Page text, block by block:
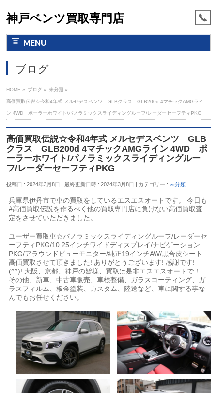
神戸ベンツ買取専門店
MENU
ブログ
HOME » ブログ » 未分類 »
高価買取伝説☆令和4年式 メルセデスベンツ GLBクラス GLB200d 4マチックAMGライ
ン 4WD ポーラーホワイト/パノラミックスライディングルーフ/レーダーセーフティPKG
高価買取伝説☆令和4年式 メルセデスベンツ GLB
クラス GLB200d 4マチックAMGライン 4WD ポ
ーラーホワイト/パノラミックスライディングルー
フ/レーダーセーフティPKG
投稿日 : 2024年3月8日 最終更新日時 : 2024年3月8日 カテゴリー :未分類
兵庫県伊丹市で車の買取をしているエスエスオートです。 今日も
#高価買取伝説を作るべく他の買取専門店に負けない高価買取査
定をさせていただきました。
ユーザー買取車☆パノラミックスライディングルーフ/レーダーセ
ーフティPKG/10.25インチワイドディスプレイ/ナビゲーション
PKG/アラウンドビューモニター/純正19インチAW/黒合皮シート
高価買取させて頂きました! ありがとうございます! 感謝です!
(^^)! 大阪、京都、神戸の皆様、買取は是非エスエスオートで！
その他、新車、中古車販売、車検整備、ガラスコーティング、ガ
ラスフィルム、板金塗装、カスタム、陸送など、車に関する事な
んでもお任せください。